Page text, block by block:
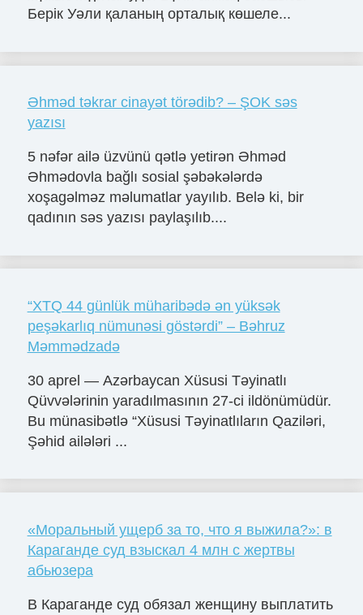
Берік Уәли қаланың орталық көшеле...
Əhməd təkrar cinayət törədib? – ŞOK səs
yazısı
5 nəfər ailə üzvünü qətlə yetirən Əhməd
Əhmədovla bağlı sosial şəbəkələrdə
xoşagəlməz məlumatlar yayılıb. Belə ki, bir
qadının səs yazısı paylaşılıb....
“XTQ 44 günlük müharibədə ən yüksək
peşəkarlıq nümunəsi göstərdi” – Bəhruz
Məmmədzadə
30 aprel — Azərbaycan Xüsusi Təyinatlı
Qüvvələrinin yaradılmasının 27-ci ildönümüdür.
Bu münasibətlə “Xüsusi Təyinatlıların Qaziləri,
Şəhid ailələri ...
«Моральный ущерб за то, что я выжила?»: в
Караганде суд взыскал 4 млн с жертвы
абьюзера
В Караганде суд обязал женщину выплатить